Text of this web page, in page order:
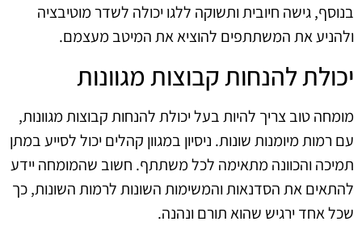
בנוסף, גישה חיובית ותשוקה ללגו יכולה לשדר מוטיבציה
ולהניע את המשתתפים להוציא את המיטב מעצמם.
יכולת להנחות קבוצות מגוונות
מומחה טוב צריך להיות בעל יכולת להנחות קבוצות מגוונות,
עם רמות מיומנות שונות. ניסיון במגוון קהלים יכול לסייע במתן
תמיכה והכוונה מתאימה לכל משתתף. חשוב שהמומחה יידע
להתאים את הסדנאות והמשימות השונות לרמות השונות, כך
שכל אחד ירגיש שהוא תורם ונהנה.